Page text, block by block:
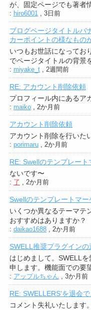
が、固定ページでも著者
: hiro6001, 3日前
ブログページタイトルバ
カーポイントの様なもの
いつもお世話になってお
でページタイトルの背景
: miyake_t, 2週間前
RE: アカウント削除依頼
プロフィール内にあるア
: maiko, 2か月前
アカウント削除依頼
アカウント削除を行いた
: porimaru, 2か月前
RE: Swellのテンプレー
ないです〜
: 了 , 2か月前
Swellのテンプレートマ
いくつか異なるテーマテ
おすすめはありますか？
: daikao1688, 2か月前
SWELL推奨プラグインの
はじめまして。SWELL
申します。機能面での要
: アップルちゃん , 3か月前
RE: SWELLERS'を退会
コメント失礼いたします